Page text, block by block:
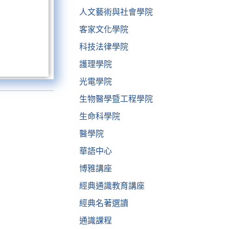
人文藝術與社會學院
客家文化學院
科技法律學院
護理學院
光電學院
生物醫學暨工程學院
生命科學院
醫學院
華語中心
博雅講座
經典通識教育講座
經典名著選讀
通識課程